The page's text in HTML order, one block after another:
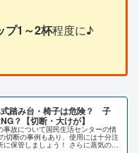
プ1～2杯程度に♪
踏み台・椅子は危険？ 子
？【切断・大けが】
事故について国民生活センターの情
切断の事例もあり、使用には十分注
に保管しましょう！ さらに蒸気の出